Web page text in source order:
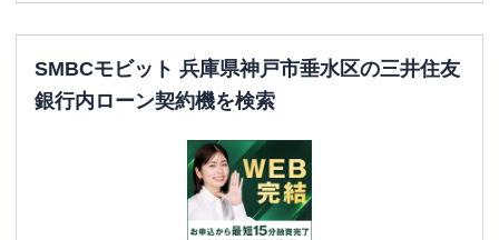
SMBCモビット 兵庫県神戸市垂水区の三井住友
銀行内ローン契約機を検索